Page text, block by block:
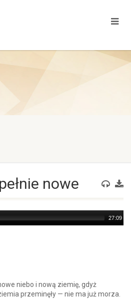
nowe
27:09
niebo i nową ziemię, gdyż
przeminęły — nie ma już morza.